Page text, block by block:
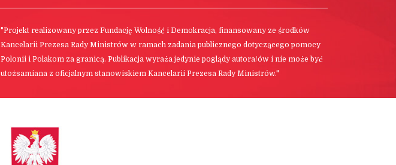
"Projekt realizowany przez Fundację Wolność i Demokracja, finansowany ze środków
Kancelarii Prezesa Rady Ministrów w ramach zadania publicznego dotyczącego pomocy
Polonii i Polakom za granicą. Publikacja wyraża jedynie poglądy autora/ów i nie może być
utożsamiana z oficjalnym stanowiskiem Kancelarii Prezesa Rady Ministrów."